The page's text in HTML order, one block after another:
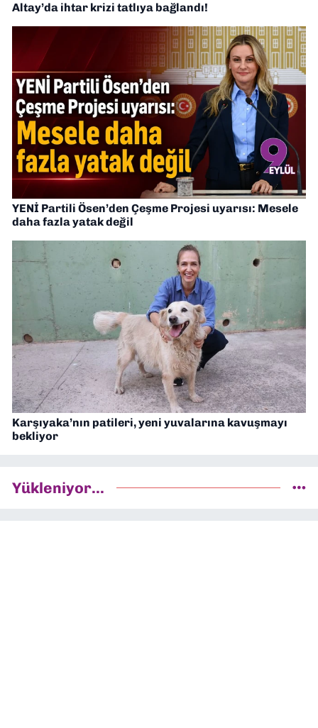
Altay’da ihtar krizi tatlıya bağlandı!
YENİ Partili Ösen’den Çeşme Projesi uyarısı: Mesele
daha fazla yatak değil
Karşıyaka’nın patileri, yeni yuvalarına kavuşmayı
bekliyor
Yükleniyor...